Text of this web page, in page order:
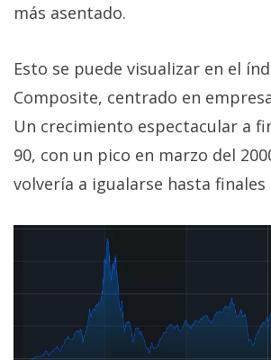
más asentado.
Esto se puede visualizar en el
Composite, centrado en
Un crecimiento espectacular a
90, con un pico en marzo del
volvería a igualarse hasta finales